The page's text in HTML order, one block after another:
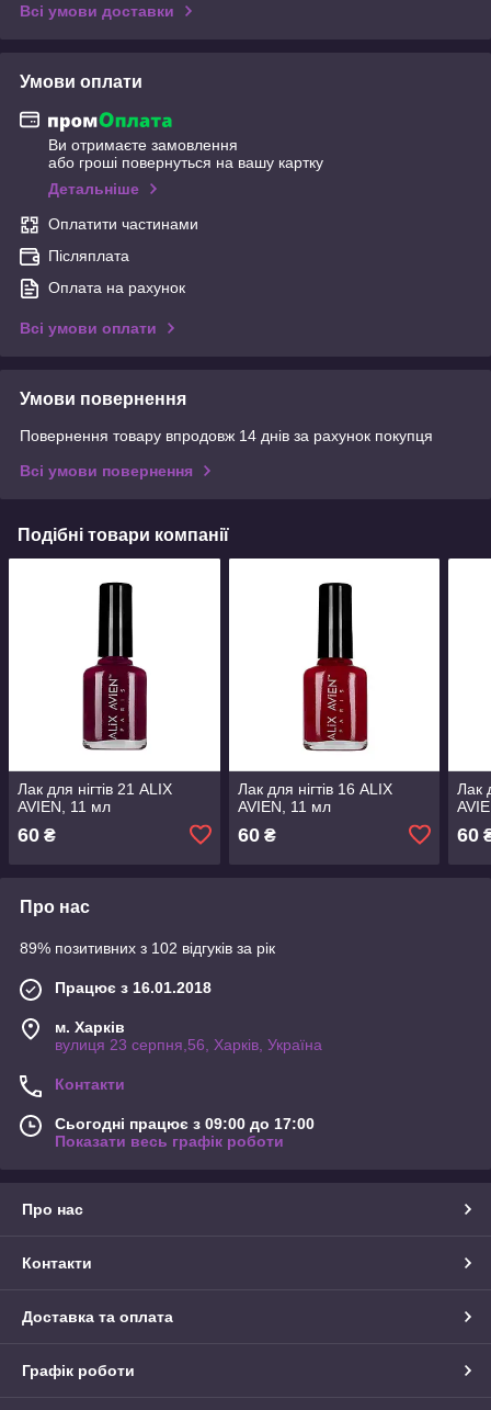
Всі умови доставки
Умови оплати
Ви отримаєте замовлення
або гроші повернуться на вашу картку
Детальніше
Оплатити частинами
Післяплата
Оплата на рахунок
Всі умови оплати
Умови повернення
Повернення товару впродовж 14 днів за рахунок покупця
Всі умови повернення
Подібні товари компанії
Лак для нігтів 21 ALIX
AVIEN, 11 мл
60 ₴
Лак для нігтів 16 ALIX
AVIEN, 11 мл
60₴
Лак
60
Про нас
89% позитивних з 102 відгуків за рік
Працює з 16.01.2018
м. Харків
вулиця 23 серпня,56, Харків, Україна
Контакти
Сьогодні працює з 09:00 до 17:00
Показати весь графік роботи
Про нас
Контакти
Доставка та оплата
Графік роботи